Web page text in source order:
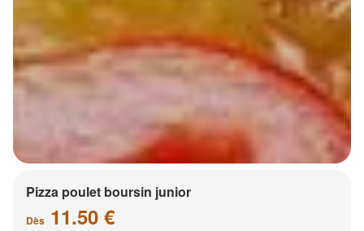
Pizza poulet boursin junior
Dès 11.50 €